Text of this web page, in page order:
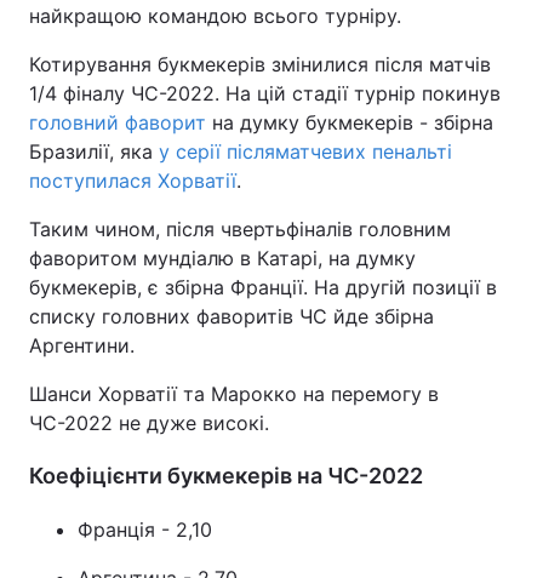
найкращою командою всього турніру.
Котирування букмекерів змінилися після матчів
1/4 фіналу ЧС-2022. На цій стадії турнір покинув
головний фаворит на думку букмекерів - збірна
Бразилії, яка у серії післяматчевих пенальті
поступилася Хорватії.
Таким чином, після чвертьфіналів головним
фаворитом мундіалю в Катарі, на думку
букмекерів, є збірна Франції. На другій позиції в
списку головних фаворитів ЧС йде збірна
Аргентини.
Шанси Хорватії та Марокко на перемогу в
ЧС-2022 не дуже високі.
Коефіцієнти букмекерів на ЧС-2022
Франція - 2,10